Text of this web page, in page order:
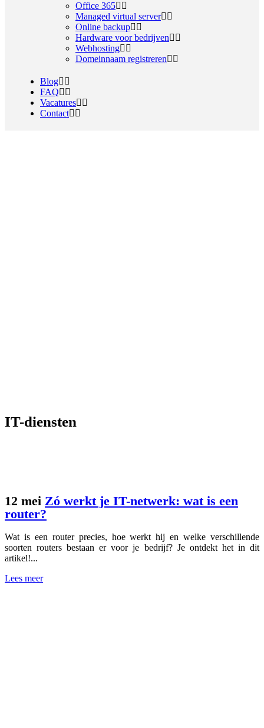
Office 365
Managed virtual server
Online backup
Hardware voor bedrijven
Webhosting
Domeinnaam registreren
Blog
FAQ
Vacatures
Contact
IT-diensten
12 mei Zó werkt je IT-netwerk: wat is een
router?
Wat is een router precies, hoe werkt hij en welke verschillende
soorten routers bestaan er voor je bedrijf? Je ontdekt het in dit
artikel!...
Lees meer